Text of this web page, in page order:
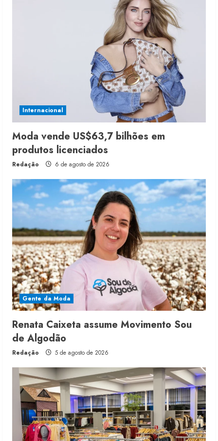
Internacional
Moda vende US$63,7 bilhões em
produtos licenciados
Redação 6 de agosto de 2026
Gente da Moda
Renata Caixeta assume Movimento Sou
de Algodão
Redação 5 de agosto de 2026